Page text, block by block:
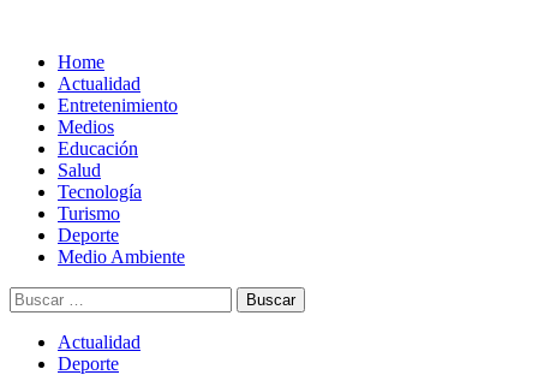
Home
Actualidad
Entretenimiento
Medios
Educación
Salud
Tecnología
Turismo
Deporte
Medio Ambiente
Buscar:
Actualidad
Deporte